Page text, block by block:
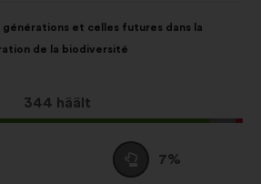
générations et celles futures dans la
de la biodiversité
Selle
ettepaneku
344 häält
Olen
erapooletu
7%